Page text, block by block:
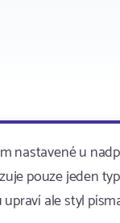
nastavené u
pouze jeden typ
ale styl